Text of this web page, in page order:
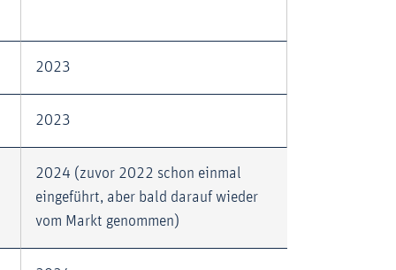
2023
2023
2024 (zuvor 2022 schon einmal
eingeführt, aber bald darauf wieder
vom Markt genommen)